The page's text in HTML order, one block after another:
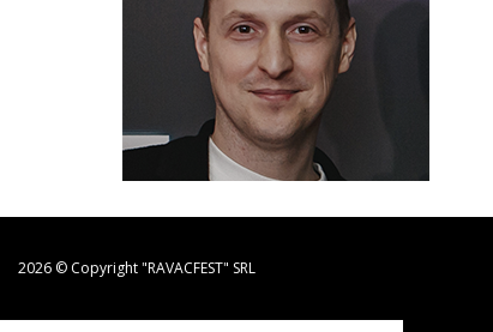
2026 © Copyright "RAVACFEST" SRL